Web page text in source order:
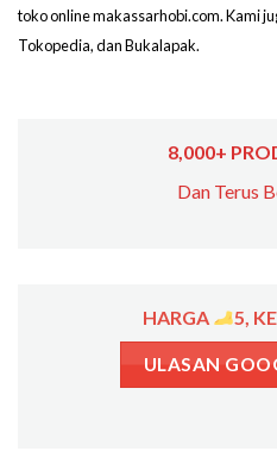
toko online makassarhobi.com. Kami
Tokopedia, dan Bukalapak.
8,000+
Dan Terus
HARGA 5,
ULASAN